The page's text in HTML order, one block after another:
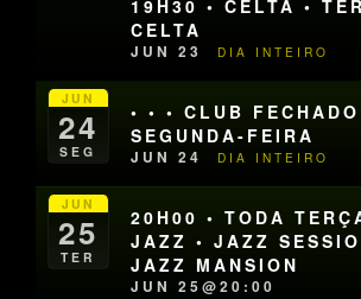
19H30 • CELTA •
CELTA
JUN 23 DIA INTEIRO
JUN
24
SEG
• • • CLUB FECHADO
SEGUNDA-FEIRA
JUN 24 DIA INTEIRO
JUN
25
TER
20H00 • TODA
JAZZ • JAZZ
JAZZ MANSION
JUN 25@20:00